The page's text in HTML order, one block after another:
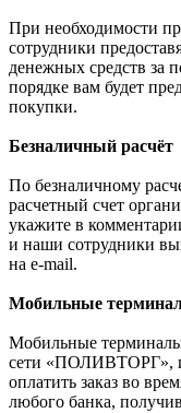
При необходимости
сотрудники
денежных средств за
порядке вам будет
покупки.
Безналичный расчёт
По безналичному
расчетный счет
укажите в
и наши сотрудники
на e-mail.
Мобильные
Мобильные
сети «ПОЛИВТОРГ», и
оплатить заказ во
любого банка,